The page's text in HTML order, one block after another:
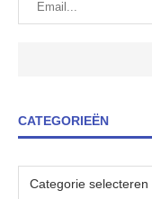
CATEGORIEËN